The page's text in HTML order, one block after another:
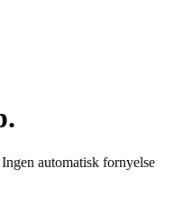
automatisk fornyelse